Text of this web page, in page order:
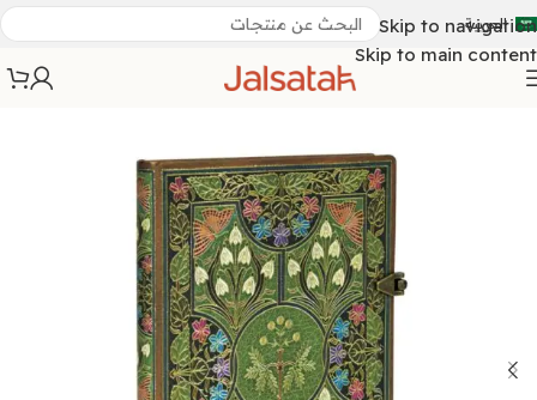
Skip to navigation
Skip to main content
العربية